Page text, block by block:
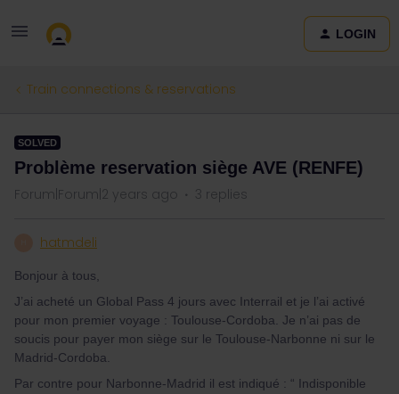
LOGIN
Train connections & reservations
SOLVED
Problème reservation siège AVE (RENFE)
Forum|Forum|2 years ago 3 replies
hatmdeli
Bonjour à tous,
J’ai acheté un Global Pass 4 jours avec Interrail et je l’ai activé
pour mon premier voyage : Toulouse-Cordoba. Je n’ai pas de
soucis pour payer mon siège sur le Toulouse-Narbonne ni sur le
Madrid-Cordoba.
Par contre pour Narbonne-Madrid il est indiqué : “ Indisponible